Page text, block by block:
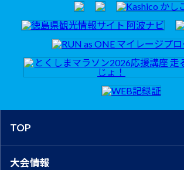
TOP
大会情報